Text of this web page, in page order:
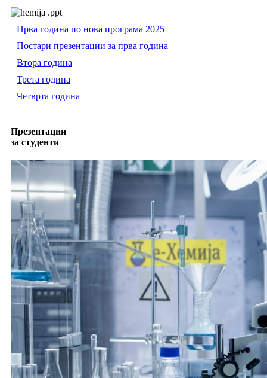
Прва година по нова програма 2025
Постари презентации за прва година
Втора година
Трета година
Четврта година
Презентации
за студенти